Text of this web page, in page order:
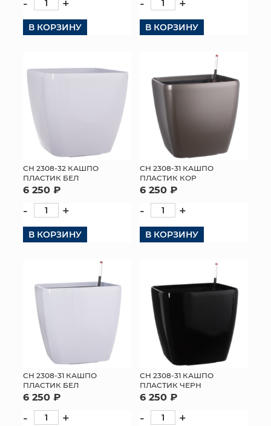
ОПТОВЫМ КЛИЕНТАМ
ДОСТАВКА И ОПЛАТА
В КОРЗИНУ В КОРЗИНУ
СН 2308-32 КАШПО
ПЛАСТИК БЕЛ
6 250 ₽
- +
В КОРЗИНУ
СН 2308-31 КАШПО
ПЛАСТИК КОР
6 250 ₽
- +
В КОРЗИНУ
СН 2308-31 КАШПО
ПЛАСТИК БЕЛ
6 250 ₽
- +
СН 2308-31 КАШПО
ПЛАСТИК ЧЕРН
6 250 ₽
- +